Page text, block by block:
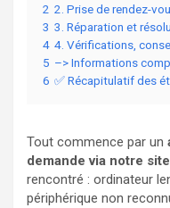
2 2. Prise de rendez-
3 3. Réparation et
4 4. Vérifications,
5 –> Informations
6 ✅ Récapitulatif des
Tout commence par un
demande via notre
rencontré : ordinateur
périphérique non